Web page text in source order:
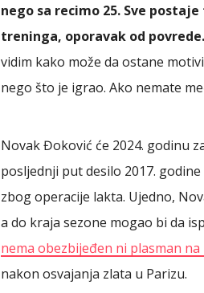
nego sa recimo 25. Sve
treninga, oporavak od povrede.
vidim kako može da ostane
nego što je igrao. Ako nemate
Novak Đoković će 2024. godinu
posljednji put desilo 2017.
zbog operacije lakta. Ujedno,
a do kraja sezone mogao bi da
nema obezbijeđen ni plasman
nakon osvajanja zlata u Parizu.